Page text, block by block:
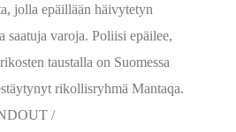
jolla epäillään häivytetyn
saatuja varoja. Poliisi epäilee,
taustalla on Suomessa
rikollisryhmä Mantaqa.
/